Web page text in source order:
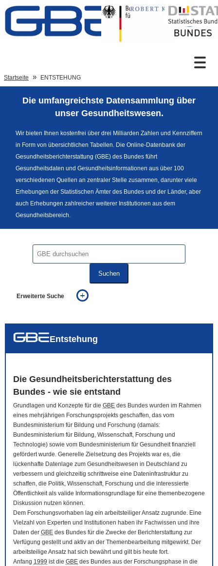
Zum Inhalt
Sprachumschaltung
Fußzeile
Startseite ENTSTEHUNG
Die umfangreichste Datensammlung über
unser Gesundheitswesen.
Wir bieten Ihnen kostenfrei über drei Milliarden Zahlen und Kennziffern
in Form von übersichtlichen Tabellen. Die Online-Datenbank der
Gesundheitsberichterstattung (GBE) des Bundes führt
Gesundheitsdaten und Gesundheitsinformationen aus über 100
verschiedenen Quellen an zentraler Stelle zusammen, darunter viele
Erhebungen der Statistischen Ämter des Bundes und der Länder, aber
auch Erhebungen zahlreicher weiterer Institutionen aus dem
Gesundheitsbereich.
Suchen
Erweiterte Suche
auch in allen Texten suchen (Volltextsuche)
Entstehung
Die Gesundheitsberichterstattung des
Bundes - wie sie entstand
Grundlagen und Konzepte für die GBE des Bundes wurden im Rahmen
eines mehrjährigen Forschungsprojekts geschaffen, das vom
Bundesministerium für Bildung und Forschung (damals:
Bundesministerium für Bildung, Wissenschaft, Forschung und
Technologie) sowie vom Bundesministerium für Gesundheit finanziell
gefördert wurde. Generelle Zielsetzung des Projekts war es, die
lückenhafte Datenlage zum Gesundheitswesen in Deutschland zu
verbessern und gleichzeitig schrittweise eine Dateninfrastruktur zu
schaffen, die Politik, Wissenschaft, Forschung und die interessierte
Öffentlichkeit als valide Informationsgrundlage für eine themenbezogene
Diskussion nutzen können.
Dem Forschungsvorhaben lag ein arbeitsteiliger Ansatz zugrunde. Eine
Vielzahl von Experten und Institutionen haben ihr Fachwissen und ihre
Daten der GBE des Bundes für die Zwecke der Berichterstattung zur
Verfügung gestellt und aktiv an der Themenbearbeitung mitgewirkt. Der
arbeitsteilige Ansatz hat sich bewährt und gilt bis heute fort.
Anfang 1999 ist die GBE des Bundes aus der Forschungsphase in die